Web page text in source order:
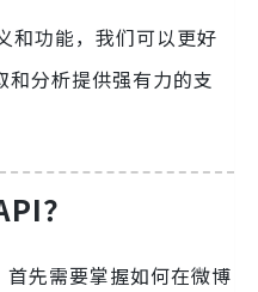
和功能，我们可以更好
分析提供强有力的支
？
先需要掌握如何在微博